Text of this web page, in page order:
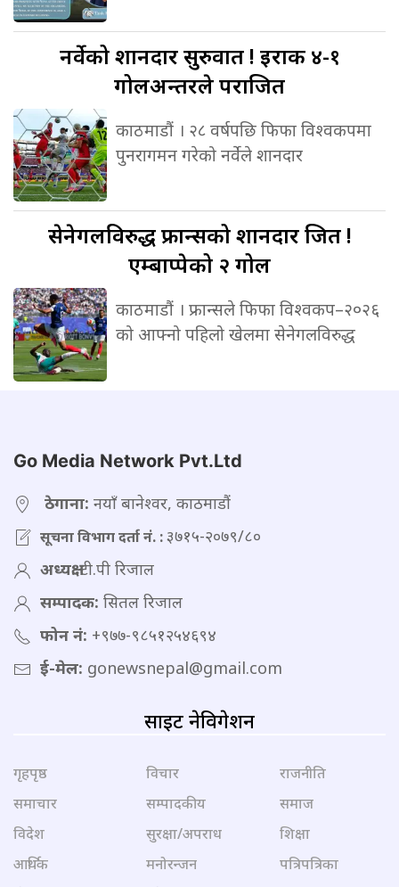
नर्वेकोशानदार सुरुवात ! इराक ४-१
गोलअन्तरले पराजित
काठमाडौं । २८ वर्षपछि फिफा विश्वकपमा
पुनरागमन गरेको नर्वेले शानदार
सेनेगलविरुद्धफ्रान्सको शानदार जित !
एम्बाप्पेको २ गोल
काठमाडौं । फ्रान्सले फिफा विश्वकप–२०२६
को आफ्नो पहिलो खेलमा सेनेगलविरुद्ध
Go Media Network Pvt.Ltd
ठेगाना: नयाँ बानेश्वर, काठमाडौं
सूचना विभाग दर्ता नं. :३७१५-२०७९/८०
अध्यक्ष:टी.पी रिजाल
सम्पादक: सितल रिजाल
फोन नं: +९७७-९८५१२५४६९४
ई-मेल: gonewsnepal@gmail.com
साइट नेविगेशन
गृहपृष्ठ
समाचार
विदेश
आर्थिक
विचार
सम्पादकीय
सुरक्षा/अपराध
मनोरन्जन
राजनीति
समाज
शिक्षा
पत्रिपत्रिका